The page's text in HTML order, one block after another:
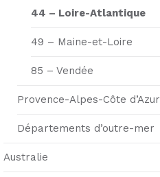
44 – Loire-Atlantique
49 – Maine-et-Loire
85 – Vendée
Provence-Alpes-Côte d’Azur
Départements d’outre-mer
Australie